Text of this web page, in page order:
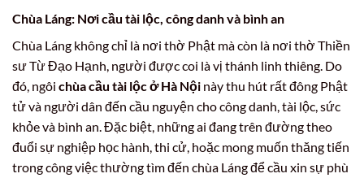
Chùa Láng: Nơi cầu tài lộc, công danh và bình an
Chùa Láng không chỉ là nơi thờ Phật mà còn là nơi thờ Thiền
sư Từ Đạo Hạnh, người được coi là vị thánh linh thiêng. Do
đó, ngôi chùa cầu tài lộc ở Hà Nội này thu hút rất đông Phật
tử và người dân đến cầu nguyện cho công danh, tài lộc, sức
khỏe và bình an. Đặc biệt, những ai đang trên đường theo
đuổi sự nghiệp học hành, thi cử, hoặc mong muốn thăng tiến
trong công việc thường tìm đến chùa Láng để cầu xin sự phù